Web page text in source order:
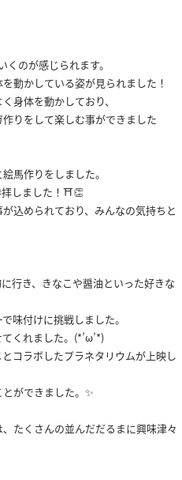
のが感じられます。
動かしている姿が見られました！
身体を動かしており、
りをして楽しむ事ができました
馬作りをしました。
拝しました！⛩️👏
込められており、みんなの気持ちと
行き、きなこや醤油といった好きな
味付けに挑戦しました。
くれました。(*’ω’*)
コラボしたプラネタリウムが上映し
ができました。✨
たくさんの並んだだるまに興味津々